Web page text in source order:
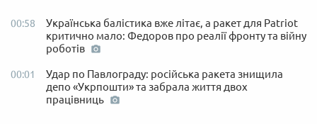
00:58
Українська балістика вже літає, а ракет для Patriot
критично мало: Федоров про реалії фронту та війну
роботів
00:01
Удар по Павлограду: російська ракета знищила
депо «Укрпошти» та забрала життя двох
працівниць